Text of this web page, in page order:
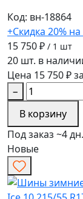
Код: вн-18864
+Скидка 20%
15 750 ₽ / 1 шт
20 шт. в
Цена 15 750 ₽
−
В корзину
Под заказ ~4 дн.
Новые